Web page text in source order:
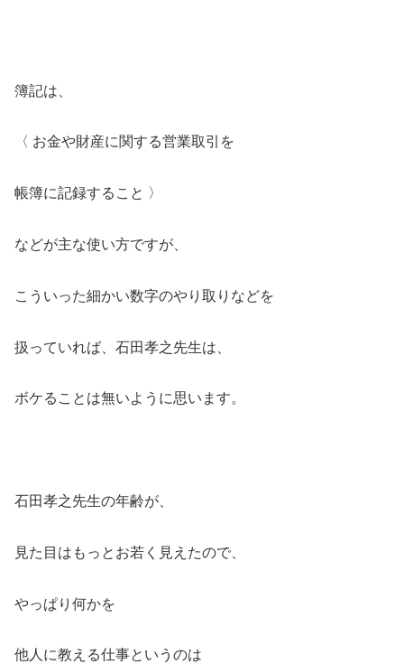
簿記は、
〈 お金や財産に関する営業取引を
帳簿に記録すること 〉
などが主な使い方ですが、
こういった細かい数字のやり取りなどを
扱っていれば、石田孝之先生は、
ボケることは無いように思います。
石田孝之先生の年齢が、
見た目はもっとお若く見えたので、
やっぱり何かを
他人に教える仕事というのは